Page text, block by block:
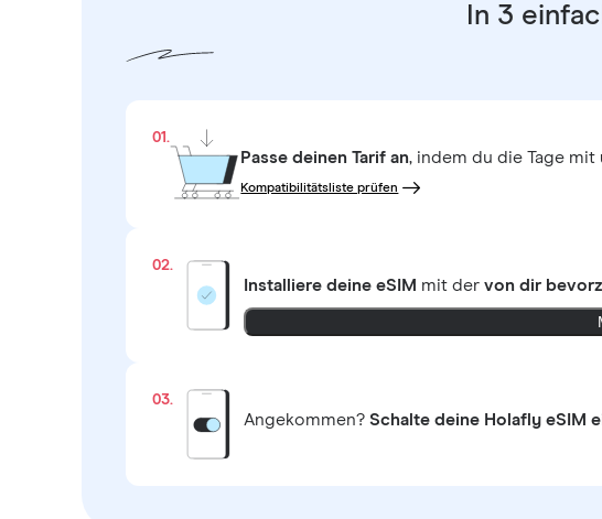
In 3
01.
Passe deinen Tarif an, indem du die Tage mit
Kompatibilitätsliste prüfen
02.
Installiere deine eSIM mit dervon dir
03.
Angekommen?Schalte deine Holafly eSIM